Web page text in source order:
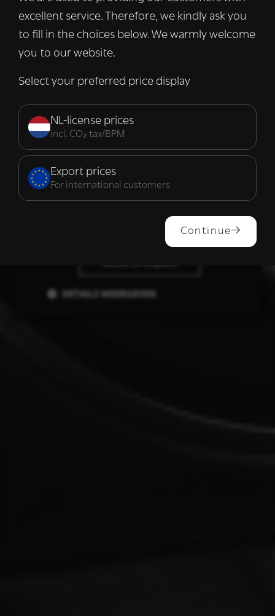
excellent service. Therefore, we kindly ask you
to fill in the choices below. We warmly welcome
you to our website.
Select your preferred price display
NL-license prices
incl. CO₂ tax/BPM
Export prices
For international customers
Continue
met onze advertentie- en analysepartners,
die deze kunnen combineren met andere
informatie die u aan hen heeft verstrekt of
van hun diensten. Lees verder
Strikt
noodzakelijk
Prestatie Targeting
ALLES ACCEPTEREN
DETAILS WEERGEVEN